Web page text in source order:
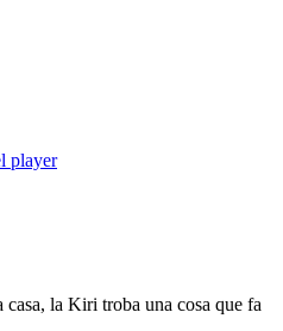
player
la Kiri troba una cosa que fa